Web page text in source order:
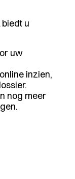
u
uw
inzien,
.
nog meer